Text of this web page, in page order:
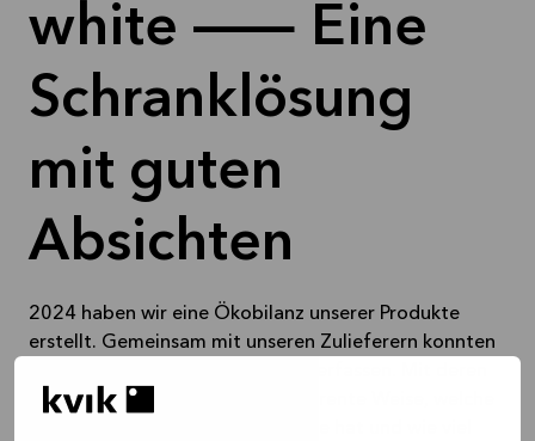
white — Eine
Schranklösung
mit guten
Absichten
2024 haben wir eine Ökobilanz unserer Produkte
erstellt. Gemeinsam mit unseren Zulieferern konnten
Hilfe erfährst du nun auf transparente Weise, welche